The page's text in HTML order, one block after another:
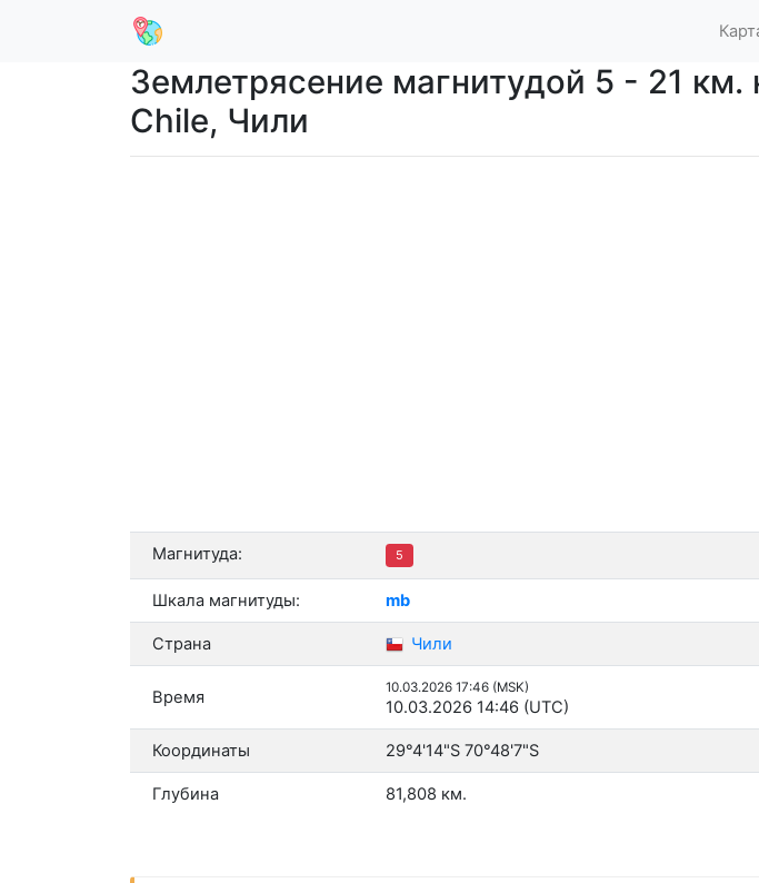
Землетрясение магнитудой 5 - 21
Chile, Чили
Магнитуда: 5
Шкала магнитуды: mb
Страна Чили
Время 10.03.2026 17:46 (MSK)
10.03.2026 14:46 (UTC)
Координаты 29°4'14"S 70°48'7"S
Глубина 81,808 км.